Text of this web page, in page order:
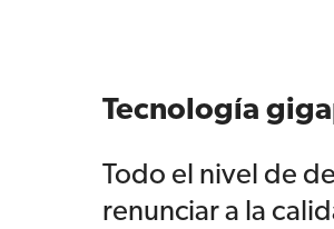
Tecnología
Todo el nivel de
renunciar a la